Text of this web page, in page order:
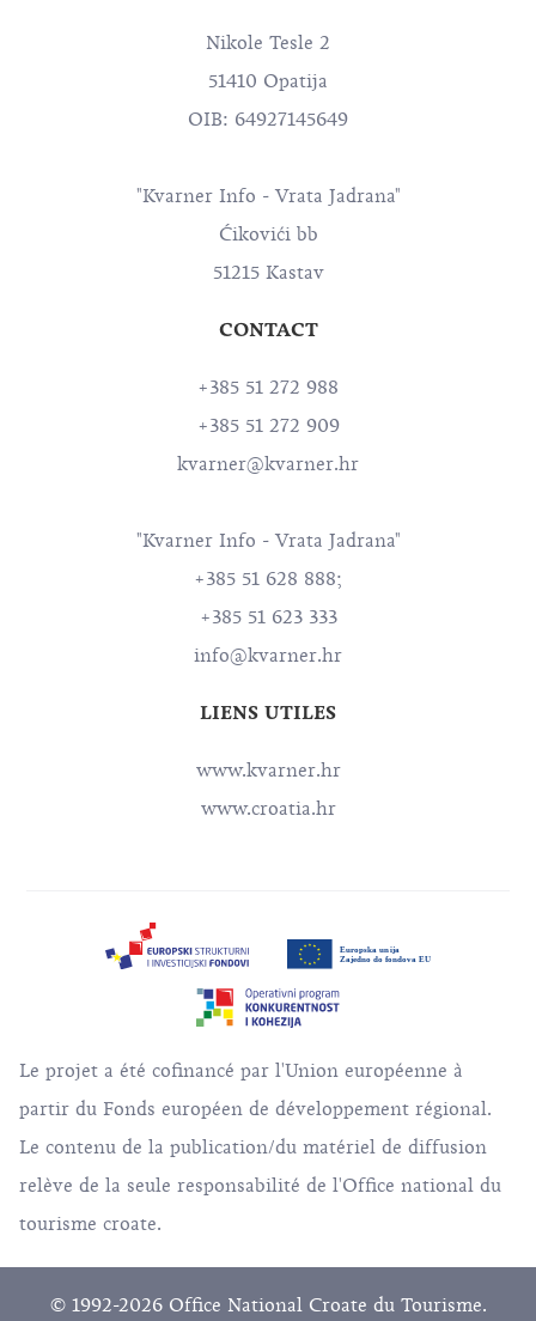
Nikole Tesle 2
51410 Opatija
OIB: 64927145649
"Kvarner Info - Vrata Jadrana"
Ćikovići bb
51215 Kastav
CONTACT
+385 51 272 988
+385 51 272 909
kvarner@kvarner.hr
"Kvarner Info - Vrata Jadrana"
+385 51 628 888;
+385 51 623 333
info@kvarner.hr
LIENS UTILES
www.kvarner.hr
www.croatia.hr
Le projet a été cofinancé par l'Union européenne à
partir du Fonds européen de développement régional.
Le contenu de la publication/du matériel de diffusion
relève de la seule responsabilité de l'Office national du
tourisme croate.
© 1992-2026 Office National Croate du Tourisme.